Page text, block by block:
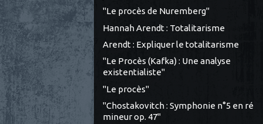
"Le procès de Nuremberg"
Hannah Arendt : Totalitarisme
Arendt : Expliquer le totalitarisme
"Le Procès (Kafka) : Une analyse
existentialiste"
"Le procès"
"Chostakovitch : Symphonie n°5 en ré
mineur op. 47"